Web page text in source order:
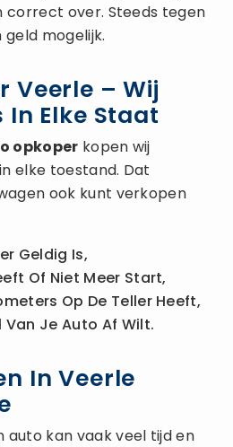
correct over. Steeds tegen
mogelijk.
Veerle – Wij
In Elke Staat
opkoper kopen wij
elke toestand. Dat
ook kunt verkopen
Geldig Is,
Of Niet Meer Start,
Op De Teller Heeft,
Van Je Auto Af Wilt.
In Veerle
auto kan vaak veel tijd en